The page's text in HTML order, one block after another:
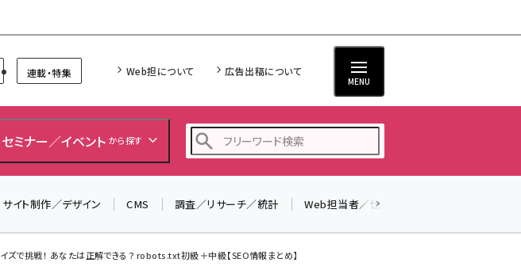
連載・特集 Web担について 広告出稿について
MENU
セミナー／イベント から探す
ai (2807)
サイト制作／デザイン CMS 調査／リサーチ／統計 Web担当者／仕事
ズで挑戦！ あなたは正解できる？ robots.txt初級＋中級【SEO情報まとめ】
！ ／